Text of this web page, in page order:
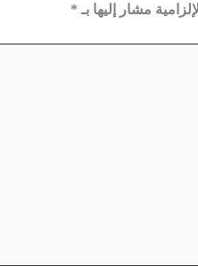
مشار إليها بـ *